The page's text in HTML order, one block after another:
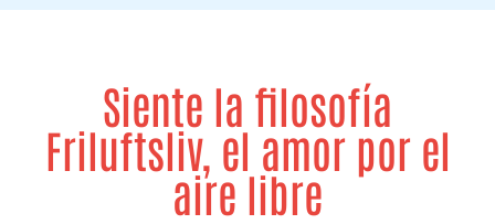
Siente la filosofía
Friluftsliv, el amor por el
aire libre